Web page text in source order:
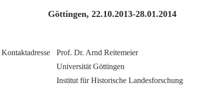
Göttingen, 22.10.2013-28.01.2014
Kontaktadresse
Prof. Dr. Arnd Reitemeier
Universität Göttingen
Institut für Historische Landesforschung